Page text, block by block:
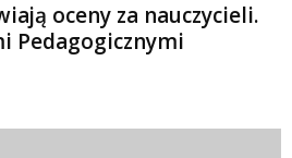
oceny za nauczycieli.
Pedagogicznymi